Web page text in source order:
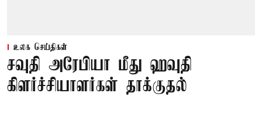
உலக செய்திகள்
சவுதி அரேபியா மீது ஹவுதி
கிளர்ச்சியாளர்கள் தாக்குதல்